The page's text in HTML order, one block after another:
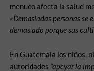
menudo afecta la salud
«Demasiadas personas se
demasiado porque sus
En Guatemala los niños,
autoridades “apoyar la